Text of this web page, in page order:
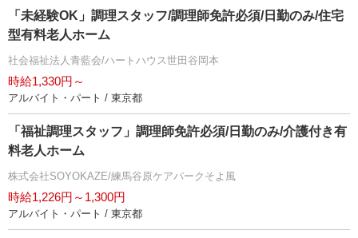
「未経験OK」調理スタッフ/調理師免許必須/日勤のみ/住宅
型有料老人ホーム
社会福祉法人青藍会/ハートハウス世田谷岡本
時給1,330円～
アルバイト・パート / 東京都
「福祉調理スタッフ」調理師免許必須/日勤のみ/介護付き有
料老人ホーム
株式会社SOYOKAZE/練馬谷原ケアパークそよ風
時給1,226円～1,300円
アルバイト・パート / 東京都